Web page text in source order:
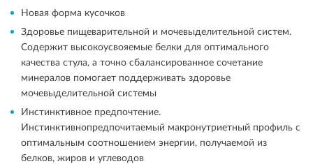
Новая форма кусочков
Здоровье пищеварительной и мочевыделительной систем.
Содержит высокоусвояемые белки для оптимального
качества стула, а точно сбалансированное сочетание
минералов помогает поддерживать здоровье
мочевыделительной системы
Инстинктивное предпочтение.
Инстинктивнопредпочитаемый макронутриетный профиль с
оптимальным соотношением энергии, получаемой из
белков, жиров и углеводов